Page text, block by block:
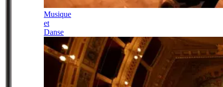
Musique
et
Danse